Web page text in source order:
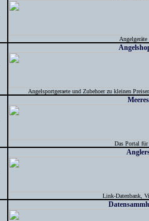
Angelsportgeraete und Zubehoer zu kleinen
Das Portal für
Link-Datenbank,